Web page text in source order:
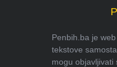
Penbih.ba je
tekstove
mogu objavljivati